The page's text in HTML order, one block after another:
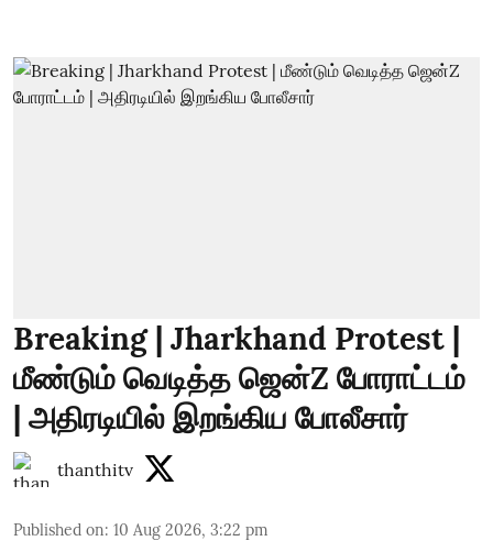
Breaking | Jharkhand Protest |
மீண்டும் வெடித்த ஜென்Z போராட்டம்
| அதிரடியில் இறங்கிய போலீசார்
thanthitv
Published on: 10 Aug 2026, 3:22 pm